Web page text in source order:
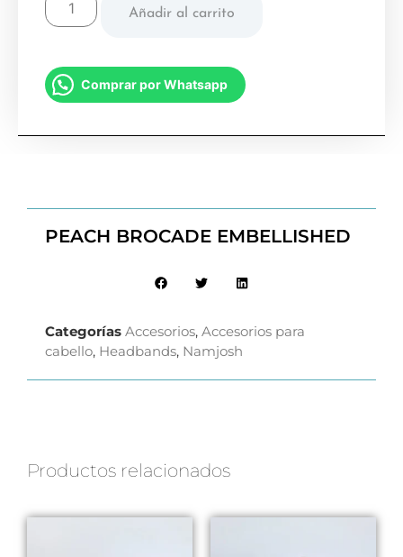
Añadir al carrito
Comprar por Whatsapp
PEACH BROCADE EMBELLISHED
Categorías Accesorios, Accesorios para
cabello, Headbands, Namjosh
Productos relacionados